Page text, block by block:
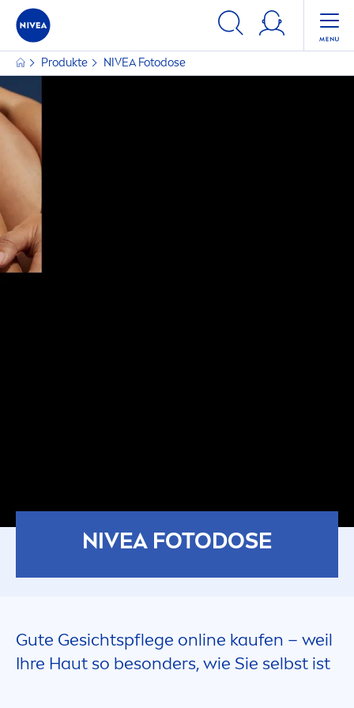
Produkte NIVEAFotodose
NIVEAFOTODOSE
Gute Gesichtspflege online kaufen – weil
Ihre Haut so besonders, wie Sie selbst ist